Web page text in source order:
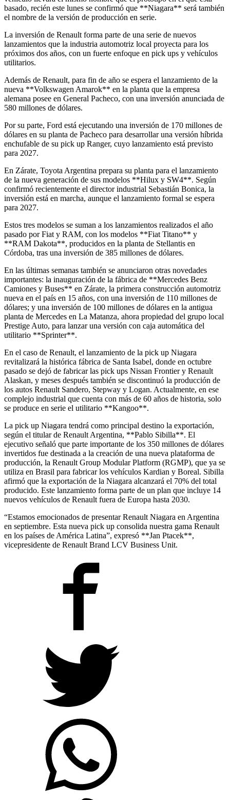
basado, recién este lunes se confirmó que **Niagara** será también
el nombre de la versión de producción en serie.
La inversión de Renault forma parte de una serie de nuevos
lanzamientos que la industria automotriz local proyecta para los
próximos dos años, con un fuerte enfoque en pick ups y vehículos
utilitarios.
Además de Renault, para fin de año se espera el lanzamiento de la
nueva **Volkswagen Amarok** en la planta que la empresa
alemana posee en General Pacheco, con una inversión anunciada de
580 millones de dólares.
Por su parte, Ford está ejecutando una inversión de 170 millones de
dólares en su planta de Pacheco para desarrollar una versión híbrida
enchufable de su pick up Ranger, cuyo lanzamiento está previsto
para 2027.
En Zárate, Toyota Argentina prepara su planta para el lanzamiento
de la nueva generación de sus modelos **Hilux y SW4**. Según
confirmó recientemente el director industrial Sebastián Bonica, la
inversión está en marcha, aunque el lanzamiento formal se espera
para 2027.
Estos tres modelos se suman a los lanzamientos realizados el año
pasado por Fiat y RAM, con los modelos **Fiat Titano** y
**RAM Dakota**, producidos en la planta de Stellantis en
Córdoba, tras una inversión de 385 millones de dólares.
En las últimas semanas también se anunciaron otras novedades
importantes: la inauguración de la fábrica de **Mercedes Benz
Camiones y Buses** en Zárate, la primera construcción automotriz
nueva en el país en 15 años, con una inversión de 110 millones de
dólares; y una inversión de 100 millones de dólares en la antigua
planta de Mercedes en La Matanza, ahora propiedad del grupo local
Prestige Auto, para lanzar una versión con caja automática del
utilitario **Sprinter**.
En el caso de Renault, el lanzamiento de la pick up Niagara
revitalizará la histórica fábrica de Santa Isabel, donde en octubre
pasado se dejó de fabricar las pick ups Nissan Frontier y Renault
Alaskan, y meses después también se discontinuó la producción de
los autos Renault Sandero, Stepway y Logan. Actualmente, en ese
complejo industrial que cuenta con más de 60 años de historia, solo
se produce en serie el utilitario **Kangoo**.
La pick up Niagara tendrá como principal destino la exportación,
según el titular de Renault Argentina, **Pablo Sibilla**. El
ejecutivo señaló que parte importante de los 350 millones de dólares
invertidos fue destinada a la creación de una nueva plataforma de
producción, la Renault Group Modular Platform (RGMP), que ya se
utiliza en Brasil para fabricar los vehículos Kardian y Boreal. Sibilla
afirmó que la exportación de la Niagara alcanzará el 70% del total
producido. Este lanzamiento forma parte de un plan que incluye 14
nuevos vehículos de Renault fuera de Europa hasta 2030.
“Estamos emocionados de presentar Renault Niagara en Argentina
en septiembre. Esta nueva pick up consolida nuestra gama Renault
en los países de América Latina”, expresó **Jan Ptacek**,
vicepresidente de Renault Brand LCV Business Unit.